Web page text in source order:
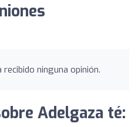
ninguna opinión.
Adelgaza té: